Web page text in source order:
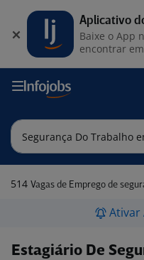
514 Vagas de Emprego de
Ativar
Estagiário De
Aplicativo
Baixe o App
encontrar